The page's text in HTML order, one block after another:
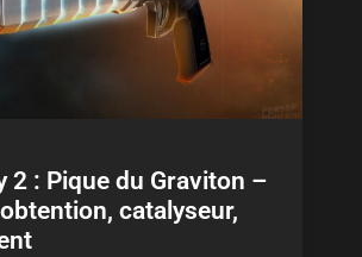
2 : Pique du Graviton –
catalyseur,